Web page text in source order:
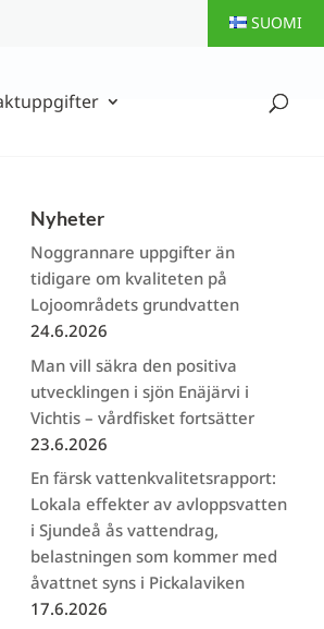
SUOMI
Nyheter
Noggrannare uppgifter än
tidigare om kvaliteten på
Lojoområdets grundvatten
24.6.2026
Man vill säkra den positiva
utvecklingen i sjön Enäjärvi i
Vichtis – vårdfisket fortsätter
23.6.2026
En färsk vattenkvalitetsrapport:
Lokala effekter av avloppsvatten
i Sjundeå ås vattendrag,
belastningen som kommer med
åvattnet syns i Pickalaviken
17.6.2026